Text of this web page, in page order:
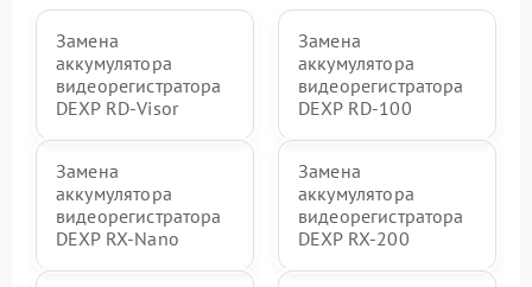
Замена
аккумулятора
видеорегистратора
DEXP RD-Visor
Замена
аккумулятора
видеорегистратора
DEXP RD-100
Замена
аккумулятора
видеорегистратора
DEXP RX-Nano
Замена
аккумулятора
видеорегистратора
DEXP RX-200